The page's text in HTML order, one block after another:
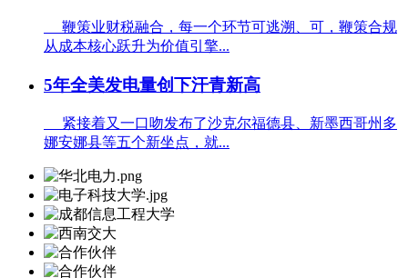
鞭策业财税融合，每一个环节可逃溯、可，鞭策合规
从成本核心跃升为价值引擎...
5年全美发电量创下汗青新高
紧接着又一口吻发布了沙克尔福德县、新墨西哥州多
娜安娜县等五个新坐点，就...